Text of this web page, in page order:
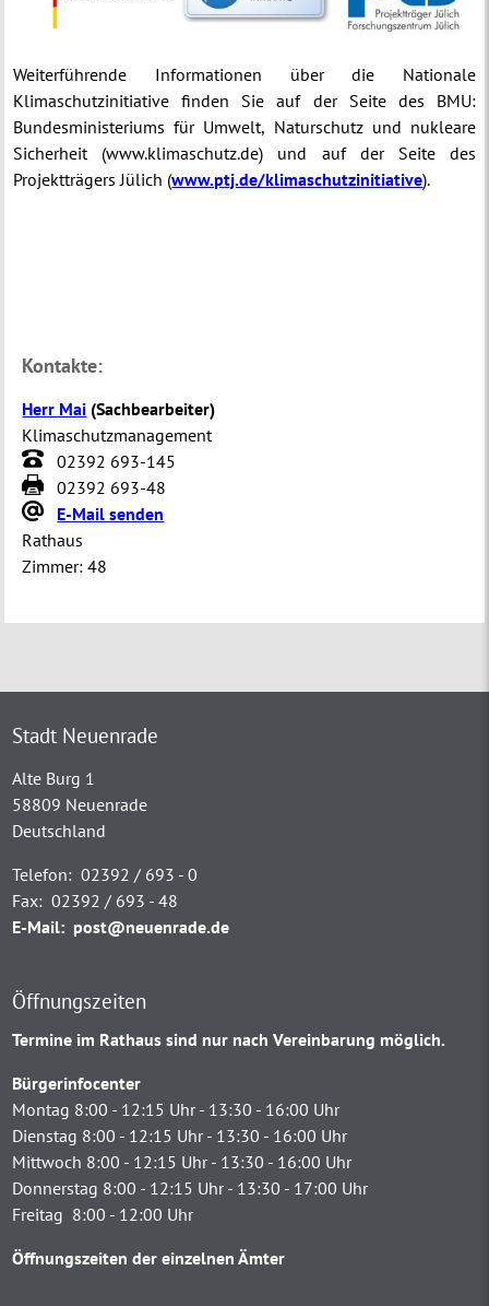
Weiterführende Informationen über die Nationale
Klimaschutzinitiative finden Sie auf der Seite des BMU:
Bundesministeriums für Umwelt, Naturschutz und nukleare
Sicherheit (www.klimaschutz.de) und auf der Seite des
Projektträgers Jülich (www.ptj.de/klimaschutzinitiative).
Kontakte:
Herr Mai (Sachbearbeiter)
Klimaschutzmanagement
02392 693-145
02392 693-48
E-Mail senden
Rathaus
Zimmer: 48
Stadt Neuenrade
Alte Burg 1
58809 Neuenrade
Deutschland
Telefon: 02392 / 693 - 0
Fax: 02392 / 693 - 48
E-Mail: post@neuenrade.de
Öffnungszeiten
Termine im Rathaus sind nur nach Vereinbarung möglich.
Bürgerinfocenter
Montag 8:00 - 12:15 Uhr - 13:30 - 16:00 Uhr
Dienstag 8:00 - 12:15 Uhr - 13:30 - 16:00 Uhr
Mittwoch 8:00 - 12:15 Uhr - 13:30 - 16:00 Uhr
Donnerstag 8:00 - 12:15 Uhr - 13:30 - 17:00 Uhr
Freitag 8:00 - 12:00 Uhr
Öffnungszeiten der einzelnen Ämter